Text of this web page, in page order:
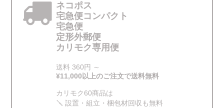
ネコポス
宅急便コンパクト
宅急便
定形外郵便
カリモク専用便
送料 360円 ～
¥11,000以上のご注文で送料無料
カリモク60商品は
🪛 設置・組立・梱包材回収も無料